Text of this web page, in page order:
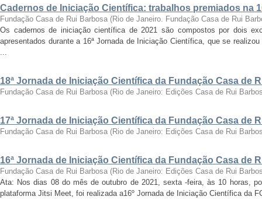
Cadernos de Iniciação Científica: trabalhos premiados na
Fundação Casa de Rui Barbosa (Rio de Janeiro. Fundação Casa de Rui
Os cadernos de iniciação científica de 2021 são compostos por dois
apresentados durante a 16ª Jornada de Iniciação Científica, que se
...
18ª Jornada de Iniciação Científica da Fundação Casa de
Fundação Casa de Rui Barbosa (Rio de Janeiro: Edições Casa de Rui
17ª Jornada de Iniciação Científica da Fundação Casa de
Fundação Casa de Rui Barbosa (Rio de Janeiro: Edições Casa de Rui
16ª Jornada de Iniciação Científica da Fundação Casa de
Fundação Casa de Rui Barbosa (Rio de Janeiro: Edições Casa de Rui
Ata: Nos dias 08 do mês de outubro de 2021, sexta -feira, às 10 horas,
plataforma Jitsi Meet, foi realizada a16º Jornada de Iniciação Científica da